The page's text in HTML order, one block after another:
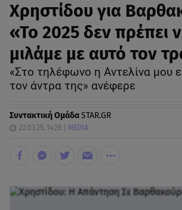
Xρηστίδου για
«Το 2025 δεν πρέπει
μιλάμε με αυτό τον
«Στο τηλέφωνο η Αντελίνα μου
τον άντρα της» ανέφερε
Συντακτική ΟμάδαSTAR.GR
22.03.25, 14:26 MEDIA